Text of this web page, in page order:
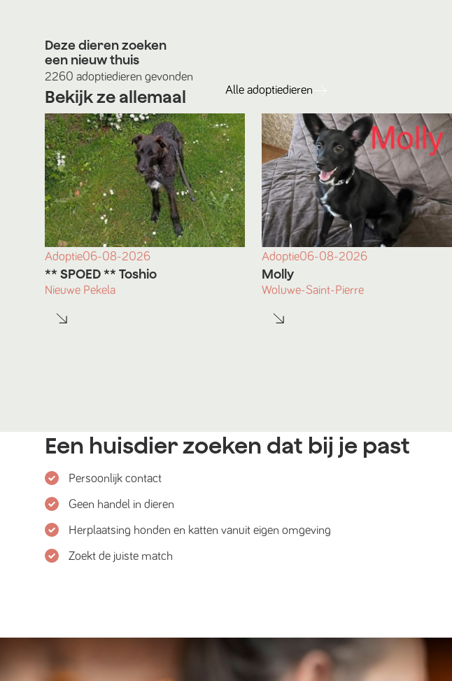
Deze dieren zoeken
een nieuw thuis
2260 adoptiedieren gevonden
Bekijk ze allemaal Alle adoptiedieren
Adoptie06-08-2026
** SPOED ** Toshio
Nieuwe Pekela
Adoptie06-08-2026
Molly
Woluwe-Saint-Pierre
Een huisdier zoeken dat bij je past
Persoonlijk contact
Geen handel in dieren
Herplaatsing honden en katten vanuit eigen omgeving
Zoekt de juiste match